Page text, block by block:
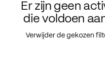
Er zijn geen
die voldoen
Verwijder de gekozen